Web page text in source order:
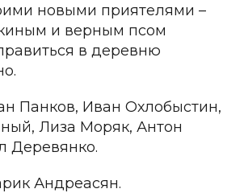
новыми приятелями –
и верным псом
в деревню
Панков, Иван Охлобыстин,
Лиза Моряк, Антон
Деревянко.
Андреасян.